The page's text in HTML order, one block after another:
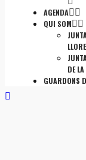
AGENDA
QUI SOM
DE
GUARDONS